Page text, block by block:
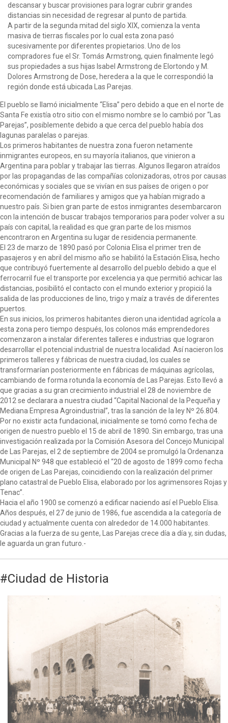
descansar y buscar provisiones para lograr cubrir grandes
distancias sin necesidad de regresar al punto de partida.
A partir de la segunda mitad del siglo XIX, comienza la venta
masiva de tierras fiscales por lo cual esta zona pasó
sucesivamente por diferentes propietarios. Uno de los
compradores fue el Sr. Tomás Armstrong, quien finalmente legó
sus propiedades a sus hijas Isabel Armstrong de Elortondo y M.
Dolores Armstrong de Dose, heredera a la que le correspondió la
región donde está ubicada Las Parejas.
El pueblo se llamó inicialmente “Elisa” pero debido a que en el norte de
Santa Fe existía otro sitio con el mismo nombre se lo cambió por “Las
Parejas”, posiblemente debido a que cerca del pueblo había dos
lagunas paralelas o parejas.
Los primeros habitantes de nuestra zona fueron netamente
inmigrantes europeos, en su mayoría italianos, que vinieron a
Argentina para poblar y trabajar las tierras. Algunos llegaron atraídos
por las propagandas de las compañías colonizadoras, otros por causas
económicas y sociales que se vivían en sus países de origen o por
recomendación de familiares y amigos que ya habían migrado a
nuestro país. Si bien gran parte de estos inmigrantes desembarcaron
con la intención de buscar trabajos temporarios para poder volver a su
país con capital, la realidad es que gran parte de los mismos
encontraron en Argentina su lugar de residencia permanente.
El 23 de marzo de 1890 pasó por Colonia Elisa el primer tren de
pasajeros y en abril del mismo año se habilitó la Estación Elisa, hecho
que contribuyó fuertemente al desarrollo del pueblo debido a que el
ferrocarril fue el transporte por excelencia ya que permitió achicar las
distancias, posibilitó el contacto con el mundo exterior y propició la
salida de las producciones de lino, trigo y maíz a través de diferentes
puertos.
En sus inicios, los primeros habitantes dieron una identidad agrícola a
esta zona pero tiempo después, los colonos más emprendedores
comenzaron a instalar diferentes talleres e industrias que lograron
desarrollar el potencial industrial de nuestra localidad. Así nacieron los
primeros talleres y fábricas de nuestra ciudad, los cuales se
transformarían posteriormente en fábricas de máquinas agrícolas,
cambiando de forma rotunda la economía de Las Parejas. Esto llevó a
que gracias a su gran crecimiento industrial el 28 de noviembre de
2012 se declarara a nuestra ciudad “Capital Nacional de la Pequeña y
Mediana Empresa Agroindustrial”, tras la sanción de la ley Nº 26.804.
Por no existir acta fundacional, inicialmente se tomó como fecha de
origen de nuestro pueblo el 15 de abril de 1890. Sin embargo, tras una
investigación realizada por la Comisión Asesora del Concejo Municipal
de Las Parejas, el 2 de septiembre de 2004 se promulgó la Ordenanza
Municipal Nº 948 que estableció el “20 de agosto de 1899 como fecha
de origen de Las Parejas, coincidiendo con la realización del primer
plano catastral de Pueblo Elisa, elaborado por los agrimensores Rojas y
Tenac”.
Hacia el año 1900 se comenzó a edificar naciendo así el Pueblo Elisa.
Años después, el 27 de junio de 1986, fue ascendida a la categoría de
ciudad y actualmente cuenta con alrededor de 14.000 habitantes.
Gracias a la fuerza de su gente, Las Parejas crece día a día y, sin dudas,
le aguarda un gran futuro.-
#Ciudad de Historia